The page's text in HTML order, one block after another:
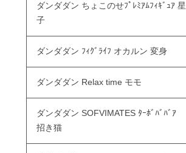
ダンダダン ちょこのせﾌﾟﾚﾐｱﾑﾌｨｷﾞｭｱ 星
子
ダンダダン ﾌｨｸﾞﾗｲﾌ オカルン 変身
ダンダダン Relax time モモ
ダンダダン SOFVIMATES ﾀｰﾎﾞﾊﾞﾊﾞｱ
招き猫